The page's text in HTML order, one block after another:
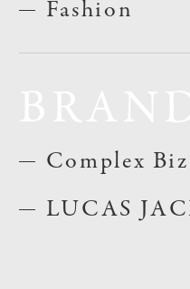
Fashion
Complex Biz
LUCAS